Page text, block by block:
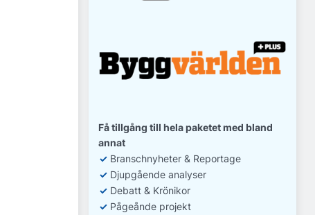
Få tillgång till hela paketet med bland
annat
✓ Branschnyheter & Reportage
✓ Djupgående analyser
✓ Debatt & Krönikor
✓ Pågeånde projekt